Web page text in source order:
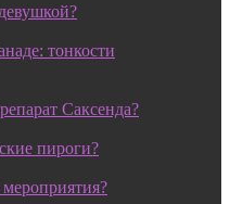
тонкости
Саксенда?
пироги?